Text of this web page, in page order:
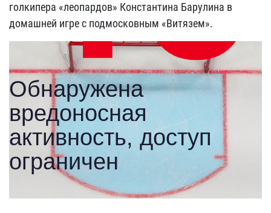
голкипера «леопардов» Константина Барулина в
домашней игре с подмосковным «Витязем».